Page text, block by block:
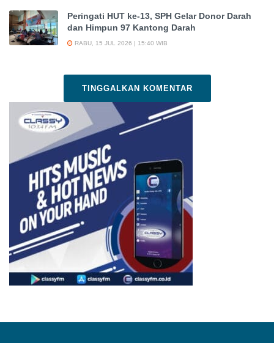
Peringati HUT ke-13, SPH Gelar Donor Darah
dan Himpun 97 Kantong Darah
RABU, 15 JUL 2026 | 15:40 WIB
TINGGALKAN KOMENTAR